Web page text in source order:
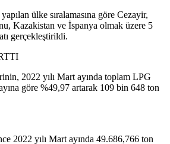
ülke sıralamasına göre Cezayir,
Kazakistan ve İspanya olmak üzere 5
gerçekleştirildi.
2022 yılı Mart ayında toplam LPG
göre %49,97 artarak 109 bin 648 ton
2022 yılı Mart ayında 49.686,766 ton